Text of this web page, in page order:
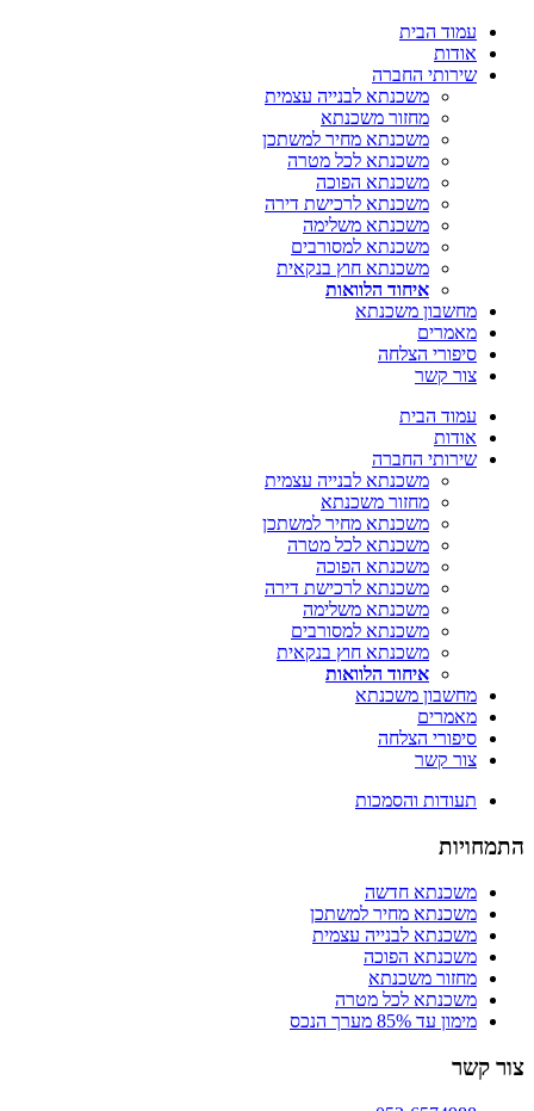
עמוד הבית
אודות
שירותי החברה
משכנתא לבנייה עצמית
מחזור משכנתא
משכנתא מחיר למשתכן
משכנתא לכל מטרה
משכנתא הפוכה
משכנתא לרכישת דירה
משכנתא משלימה
משכנתא למסורבים
משכנתא חוץ בנקאית
איחוד הלוואות
מחשבון משכנתא
מאמרים
סיפורי הצלחה
צור קשר
עמוד הבית
אודות
שירותי החברה
משכנתא לבנייה עצמית
מחזור משכנתא
משכנתא מחיר למשתכן
משכנתא לכל מטרה
משכנתא הפוכה
משכנתא לרכישת דירה
משכנתא משלימה
משכנתא למסורבים
משכנתא חוץ בנקאית
איחוד הלוואות
מחשבון משכנתא
מאמרים
סיפורי הצלחה
צור קשר
תעודות והסמכות
התמחויות
משכנתא חדשה
משכנתא מחיר למשתכן
משכנתא לבנייה עצמית
משכנתא הפוכה
מחזור משכנתא
משכנתא לכל מטרה
מימון עד 85% מערך הנכס
צור קשר